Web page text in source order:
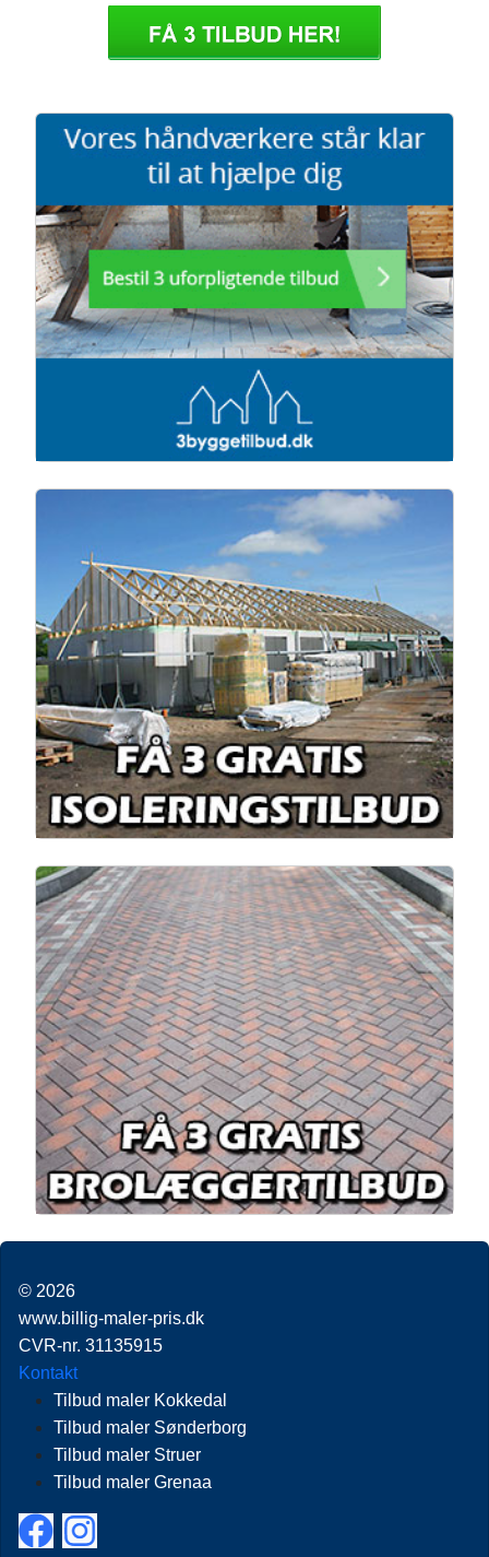
© 2026
www.billig-maler-pris.dk
CVR-nr. 31135915
Kontakt
Tilbud maler Kokkedal
Tilbud maler Sønderborg
Tilbud maler Struer
Tilbud maler Grenaa